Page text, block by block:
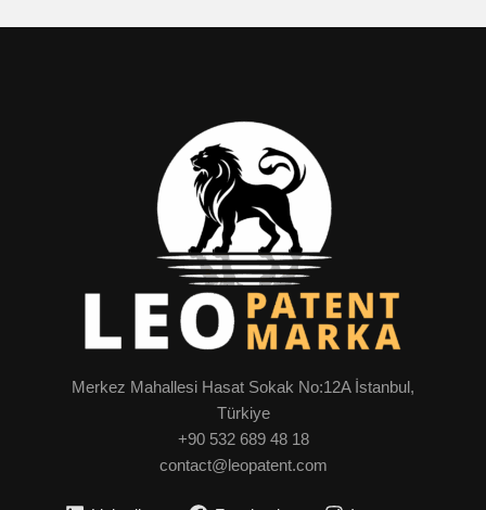
Merkez Mahallesi Hasat Sokak No:12A İstanbul,
Türkiye
+90 532 689 48 18
contact@leopatent.com